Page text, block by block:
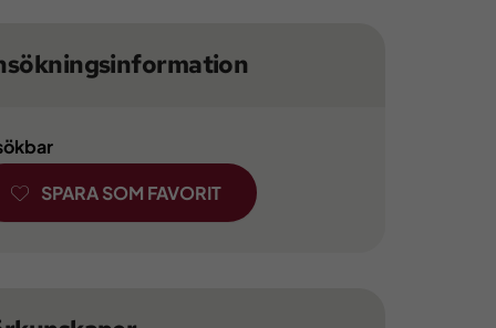
SPARA SOM FAVORIT